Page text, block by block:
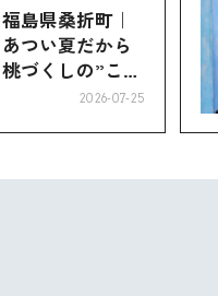
福島県桑折町｜
あつい夏だから
桃づくしの”こお
2026-07-25